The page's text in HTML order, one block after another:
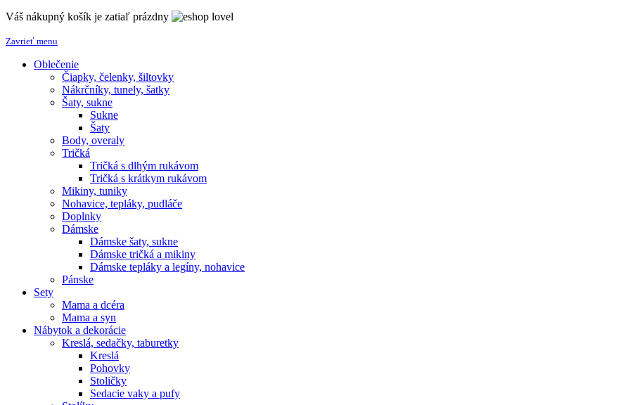
Váš nákupný košík je zatiaľ prázdny
Zavrieť menu
Oblečenie
Čiapky, čelenky, šiltovky
Nákrčníky, tunely, šatky
Šaty, sukne
Sukne
Šaty
Body, overaly
Tričká
Tričká s dlhým rukávom
Tričká s krátkym rukávom
Mikiny, tuniky
Nohavice, tepláky, pudláče
Doplnky
Dámske
Dámske šaty, sukne
Dámske tričká a mikiny
Dámske tepláky a legíny, nohavice
Pánske
Sety
Mama a dcéra
Mama a syn
Nábytok a dekorácie
Kreslá, sedačky, taburetky
Kreslá
Pohovky
Stoličky
Sedacie vaky a pufy